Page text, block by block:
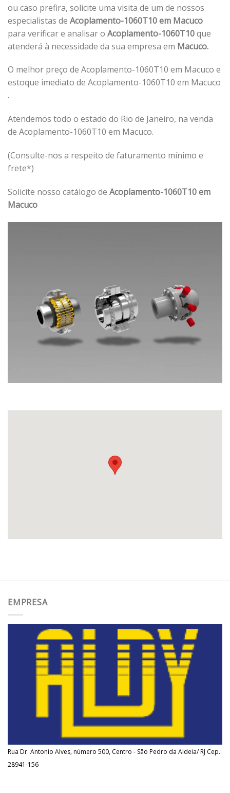
ou caso prefira, solicite uma visita de um de nossos
especialistas de Acoplamento-1060T10 em Macuco
para verificar e analisar o Acoplamento-1060T10que
atenderá à necessidade da sua empresa em Macuco.
O melhor preço de Acoplamento-1060T10 em Macuco e
estoque imediato de Acoplamento-1060T10 em Macuco
.
Atendemos todo o estado do Rio de Janeiro, na venda
de Acoplamento-1060T10 em Macuco.
(Consulte-nos a respeito de faturamento mínimo e
frete*)
Solicite nosso catálogo de Acoplamento-1060T10 em
Macuco
EMPRESA
Rua Dr. Antonio Alves, número 500, Centro - São Pedro da Aldeia/ RJ Cep.:
28941-156